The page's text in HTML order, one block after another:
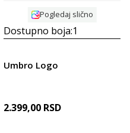
Pogledaj slično
Dostupno boja:1
Umbro Logo
2.399,00 RSD